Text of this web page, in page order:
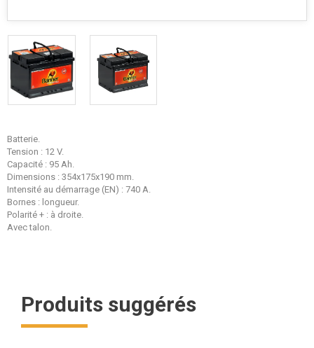
Batterie.
Tension : 12 V.
Capacité : 95 Ah.
Dimensions : 354x175x190 mm.
Intensité au démarrage (EN) : 740 A.
Bornes : longueur.
Polarité + : à droite.
Avec talon.
Produits suggérés